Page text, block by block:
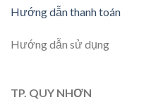
Hướng dẫn thanh toán
Hướng dẫn sử dụng
TP. QUY NHƠN